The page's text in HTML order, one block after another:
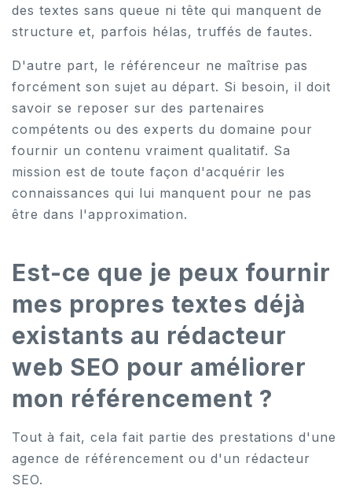
des textes sans queue ni tête qui manquent de
structure et, parfois hélas, truffés de fautes.
D'autre part, le référenceur ne maîtrise pas
forcément son sujet au départ. Si besoin, il doit
savoir se reposer sur des partenaires
compétents ou des experts du domaine pour
fournir un contenu vraiment qualitatif. Sa
mission est de toute façon d'acquérir les
connaissances qui lui manquent pour ne pas
être dans l'approximation.
Est-ce que je peux fournir
mes propres textes déjà
existants au rédacteur
web SEO pour améliorer
mon référencement ?
Tout à fait, cela fait partie des prestations d'une
agence de référencement ou d'un rédacteur
SEO.